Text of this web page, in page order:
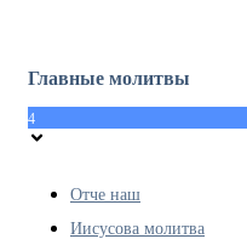
Главные молитвы
4
Отче наш
Иисусова молитва